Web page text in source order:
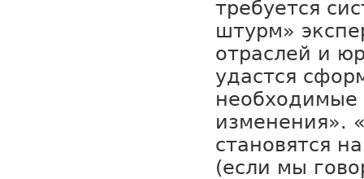
требуется
штурм»
отраслей и
удастся
необходимые
изменения».
становятся
(если мы